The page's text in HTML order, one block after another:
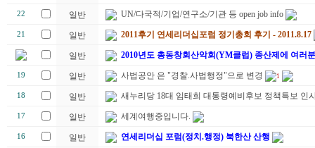
22 일반 UN/다국적/기업/연구소/기관 등 open job info
21 일반 2011후기 연세리더십포럼 정기총회 후기 - 2011.8.17
일반 2010년도 총동창회산악회(YM클럽) 종산제에 여러
19 일반 사법공안 은 "경찰.사법행정"으로 변경 1
18 일반 새누리당 18대 임태희 대통령예비후보 정책특보 인
17 일반 세계여행중입니다.
16 일반 연세리더십 포럼(정치.행정) 북한산 산행